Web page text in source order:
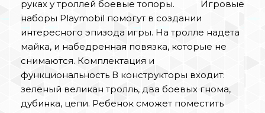
руках у троллей боевые топоры. Игровые
наборы Playmobil помогут в создании
интересного эпизода игры. На тролле надета
майка, и набедренная повязка, которые не
снимаются. Комплектация и
функциональность В конструкторы входит:
зеленый великан тролль, два боевых гнома,
дубинка, цепи. Ребенок сможет поместить